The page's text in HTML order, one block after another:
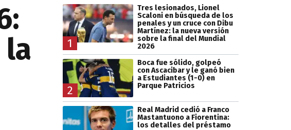
1
Tres lesionados, Lionel
Scaloni en búsqueda de los
penales y un cruce con Dibu
Martínez: la nueva versión
sobre la final del Mundial
2026
2
Boca fue sólido, golpeó
con Ascacibar y le ganó bien
a Estudiantes (1-0) en
Parque Patricios
Real Madrid cedió a Franco
Mastantuono a Fiorentina:
los detalles del préstamo